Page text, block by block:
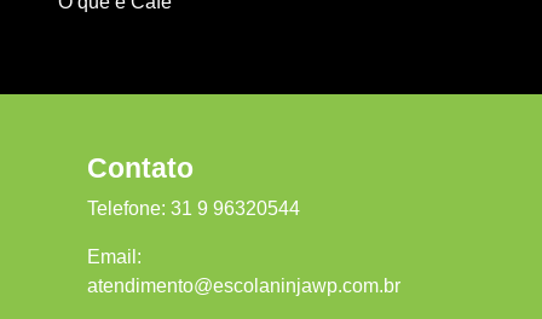
Contato
Telefone: 31 9 96320544
Email:
atendimento@escolaninjawp.com.br